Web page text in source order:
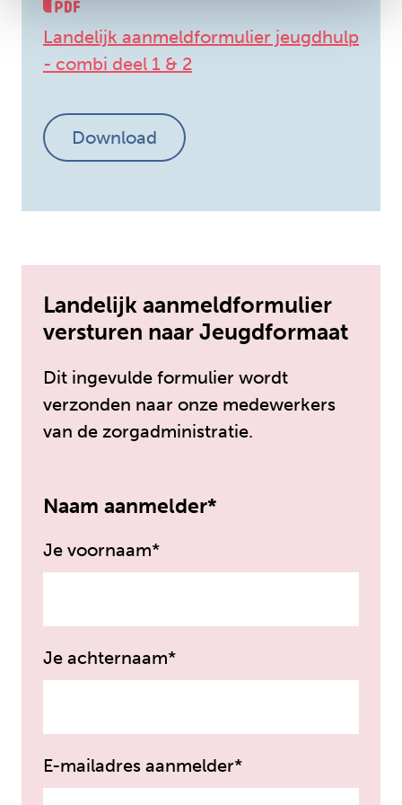
Landelijk aanmeldformulier jeugdhulp
- combi deel 1 & 2
Download
Landelijk aanmeldformulier
versturen naar Jeugdformaat
Dit ingevulde formulier wordt
verzonden naar onze medewerkers
van de zorgadministratie.
Naam aanmelder*
Je voornaam*
Je achternaam*
E-mailadres aanmelder*